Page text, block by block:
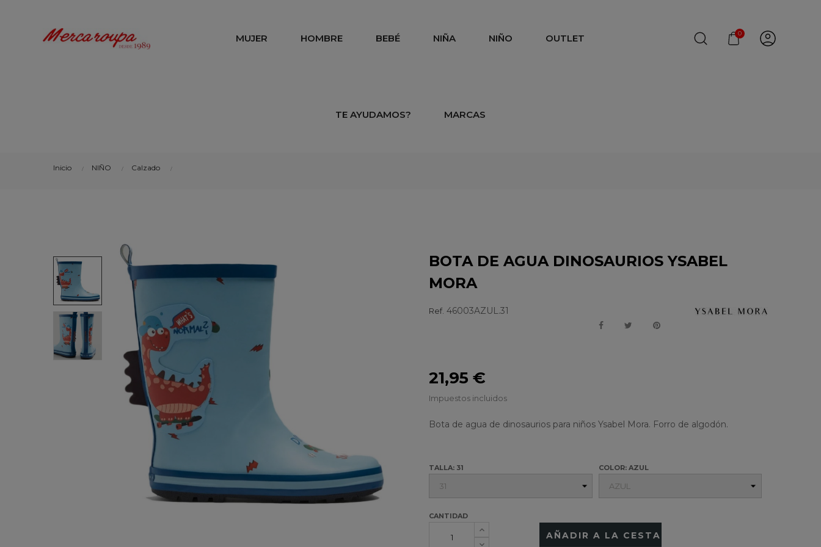
MUJER HOMBRE BEBÉ NIÑA NIÑO OUTLET
TE AYUDAMOS? MARCAS
0
Inicio NIÑO Calzado
BOTA DE AGUA DINOSAURIOS YSABEL
MORA
Ref. 46003AZUL.31
21,95 €
Impuestos incluidos
Bota de agua de dinosaurios para niños Ysabel Mora. Forro de algodón.
TALLA: 31 COLOR: AZUL
CANTIDAD
AÑADIR A LA CESTA